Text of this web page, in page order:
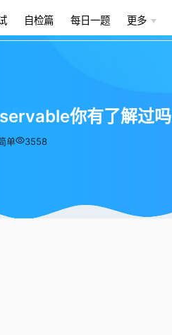
自检篇 每日一题 更多
你有了解过吗
单 3558